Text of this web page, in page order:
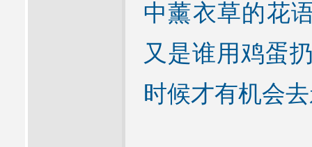
中薰衣草的花
又是谁用鸡蛋
时候才有机会